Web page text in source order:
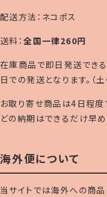
配送方法：ネコポス
送料：全国一律260円
在庫商品で即日発送でき
日での発送となります。（土
お取り寄せ商品は4日程度
どの納期はできるだけ早め
海外便について
当サイトでは海外への商品